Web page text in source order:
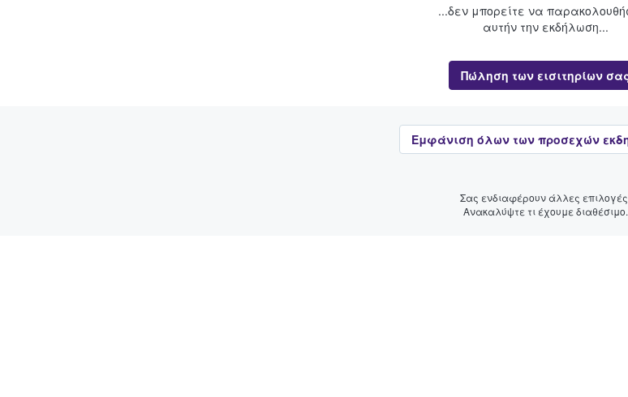
...δεν μπορείτε να
αυτήν την εκδήλωση...
Πώληση των εισιτηρίων
Εμφάνιση όλων των προσεχών
Σας ενδιαφέρουν άλλες
Ανακαλύψτε τι έχουμε διαθέσιμο.